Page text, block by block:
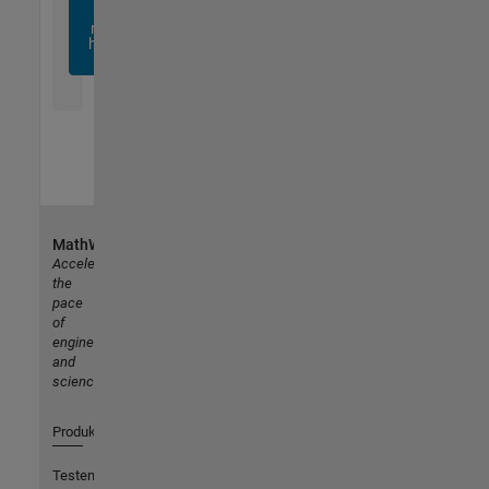
noch
heute
MathWorks
Accelerating
the
pace
of
engineering
and
science
Produkte
Testen oder Kaufen